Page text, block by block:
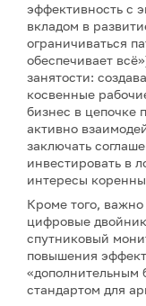
эффективность с
вкладом в
ограничиваться
обеспечивает
занятости:
косвенные
бизнес в цепочке
активно
заключать
инвестировать в
интересы
Кроме того, важно
цифровые
спутниковый
повышения
«дополнительным
стандартом для